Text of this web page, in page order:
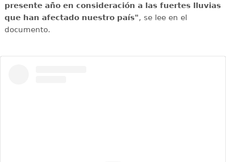
presente año en consideración a las fuertes lluvias
que han afectado nuestro país", se lee en el
documento.